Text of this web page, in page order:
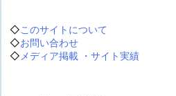
◇このサイトについて
◇お問い合わせ
◇ メディア掲載 ・サイト実績